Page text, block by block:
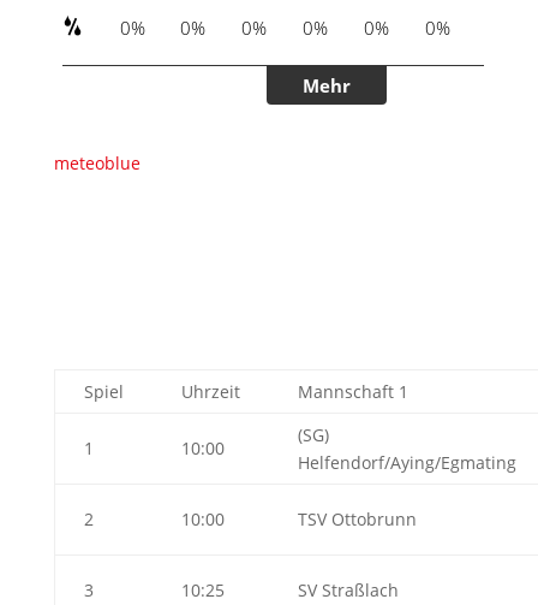
meteoblue
Spiel Uhrzeit Mannschaft 1
1 10:00
(SG)
Helfendorf/Aying/Egmating
2 10:00 TSV Ottobrunn
3 10:25 SV Straßlach